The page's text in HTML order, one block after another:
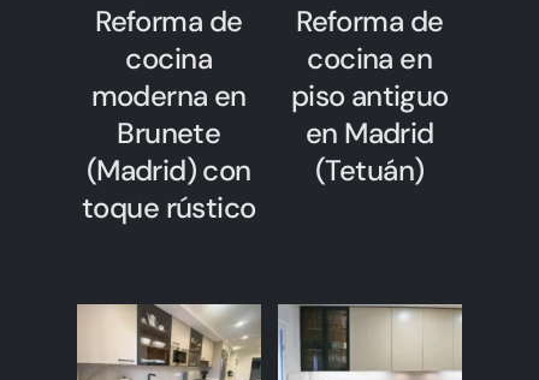
Reforma de
cocina
moderna en
Brunete
(Madrid) con
toque rústico
Reforma de
cocina en
piso antiguo
en Madrid
(Tetuán)